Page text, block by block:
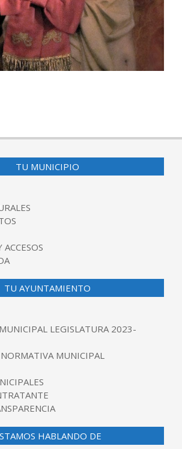
TU MUNICIPIO
TU AYUNTAMIENTO
LEGISLATURA 2023-
MUNICIPAL
HABLANDO DE